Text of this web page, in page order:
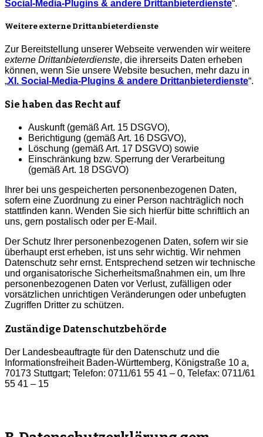
Social-Media-Plugins & andere Drittanbieterdienste“.
Weitere externe Drittanbieterdienste
Zur Bereitstellung unserer Webseite verwenden wir weitere
externe Drittanbieterdienste, die ihrerseits Daten erheben
können, wenn Sie unsere Website besuchen, mehr dazu in
„XI. Social-Media-Plugins & andere Drittanbieterdienste“.
Sie haben das Recht auf
Auskunft (gemäß Art. 15 DSGVO),
Berichtigung (gemäß Art. 16 DSGVO),
Löschung (gemäß Art. 17 DSGVO) sowie
Einschränkung bzw. Sperrung der Verarbeitung
(gemäß Art. 18 DSGVO)
Ihrer bei uns gespeicherten personenbezogenen Daten,
sofern eine Zuordnung zu einer Person nachträglich noch
stattfinden kann. Wenden Sie sich hierfür bitte schriftlich an
uns, gern postalisch oder per E-Mail.
Der Schutz Ihrer personenbezogenen Daten, sofern wir sie
überhaupt erst erheben, ist uns sehr wichtig. Wir nehmen
Datenschutz sehr ernst. Entsprechend setzen wir technische
und organisatorische Sicherheitsmaßnahmen ein, um Ihre
personenbezogenen Daten vor Verlust, zufälligen oder
vorsätzlichen unrichtigen Veränderungen oder unbefugten
Zugriffen Dritter zu schützen.
Zuständige Datenschutzbehörde
Der Landesbeauftragte für den Datenschutz und die
Informationsfreiheit Baden-Württemberg, Königstraße 10 a,
70173 Stuttgart; Telefon: 0711/61 55 41 – 0, Telefax: 0711/61
55 41 – 15